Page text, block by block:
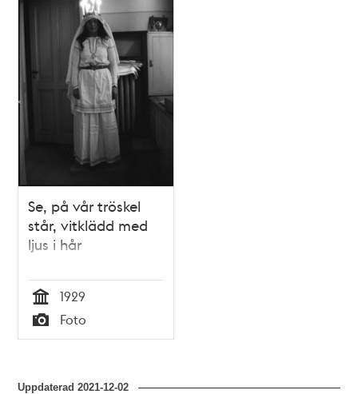
och
Se, på vår tröskel
står, vitklädd med
ljus i hår
Tid
1929
Typ
Foto
Uppdaterad2021-12-02